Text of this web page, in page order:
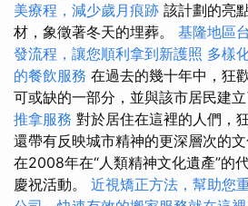
美療程，減少歲月痕跡 該計劃的亮
材，象徵著冬天的埋葬。 基隆地區
發流程，讓您順利拿到新護照 多樣
的餐飲服務 在過去的幾十年中，狂
可或缺的一部分，並與該市居民建
推拿服務 對於居住在這裡的人們，
還帶有反映城市精神的更深層次的
在2008年在“人類精神文化遺產”的
慶祝活動。 近視矯正方法，幫助您